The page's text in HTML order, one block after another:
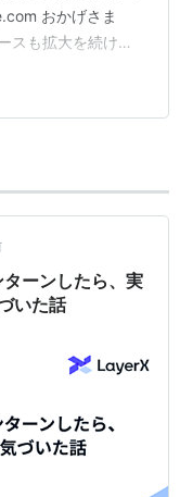
おかげさま
スも拡大を続けて
長引くテーマがあ
権限の話を始める
とても面白い領域
ーンしたら、実
いた話